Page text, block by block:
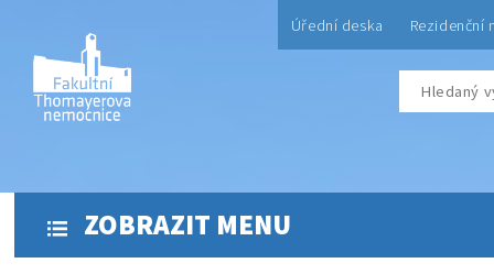
Úřední deska Rezidenční
ZOBRAZIT MENU